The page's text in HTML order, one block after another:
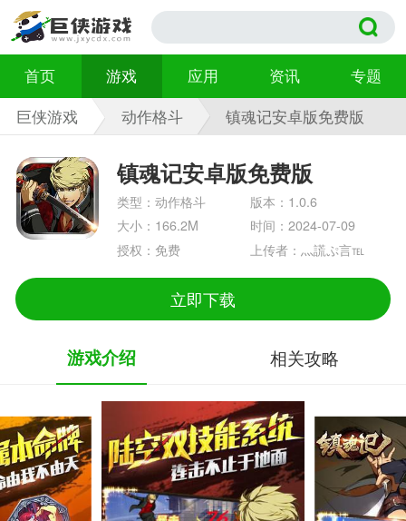
首页 游戏 应用 资讯
专题
巨侠游戏
动作格斗
镇魂记安卓版免费版
镇魂记安卓版免费版
类型：动作格斗
版本：1.0.6
大小：166.2M
时间：2024-07-09
授权：免费
上传者：灬謊ぷ言℡
立即下载
游戏介绍 相关攻略